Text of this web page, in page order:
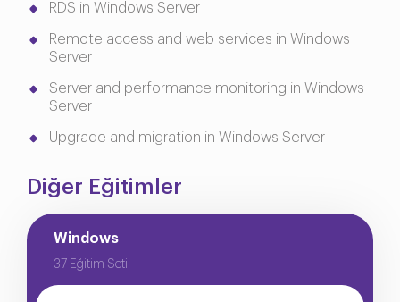
RDS in Windows Server
Remote access and web services in Windows
Server
Server and performance monitoring in Windows
Server
Upgrade and migration in Windows Server
Diğer Eğitimler
Windows
37 Eğitim Seti